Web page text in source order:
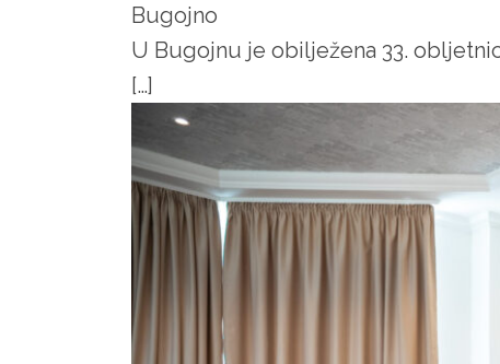
Bugojno
U Bugojnu je obilježena 33.
[…]